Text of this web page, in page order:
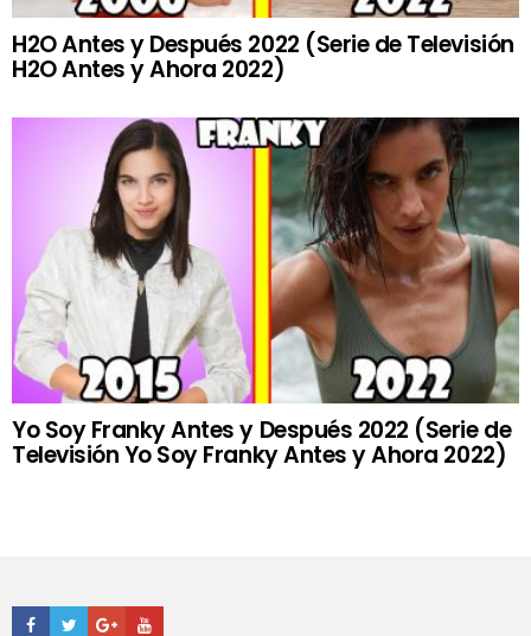
H2O Antes y Después 2022 (Serie de Televisión
H2O Antes y Ahora 2022)
Yo Soy Franky Antes y Después 2022 (Serie de
Televisión Yo Soy Franky Antes y Ahora 2022)
Facebook
TwitterGoogle+Youtube